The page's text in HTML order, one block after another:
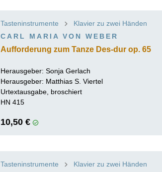
KISSIN THE COMPOSER
RICHARD STRAUSS
Tasteninstrumente
Klavier zu zwei Händen
CARL MARIA VON WEBER
Aufforderung zum Tanze Des-dur op. 65
Herausgeber: Sonja Gerlach
Herausgeber: Matthias S. Viertel
Urtextausgabe, broschiert
HN 415
10,50 €
Tasteninstrumente
Klavier zu zwei Händen